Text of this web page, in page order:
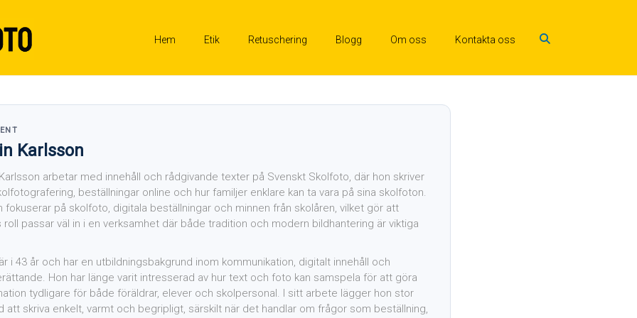
Hem Etik Retuschering Blogg Om oss Kontakta oss
Karlsson
arbetar med innehåll och rådgivande texter på Svenskt Skolfoto, där hon skriver
beställningar online och hur familjer enklare kan ta vara på sina skolfoton.
fokuserar på skolfoto, digitala beställningar och minnen från skolåren, vilket gör att
roll passar väl in i en verksamhet där både tradition och modern bildhantering är viktiga
i 43 år och har en utbildningsbakgrund inom kommunikation, digitalt innehåll och
Hon har länge varit intresserad av hur text och foto kan samspela för att göra
tydligare för både föräldrar, elever och skolpersonal. I sitt arbete lägger hon stor
att skriva enkelt, varmt och begripligt, särskilt när det handlar om frågor som beställning,